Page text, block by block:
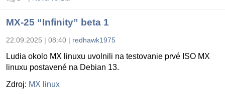
MX-25 “Infinity” beta 1
22.09.2025 | 08:40 | redhawk1975
Ludia okolo MX linuxu uvolnili na testovanie prvé ISO MX
linuxu postavené na Debian 13.
Zdroj: MX linux